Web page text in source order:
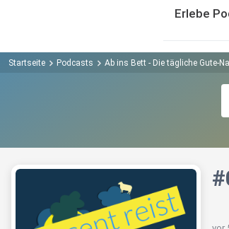
Erlebe
Startseite Podcasts Ab ins Bett - Die tägliche Gute-